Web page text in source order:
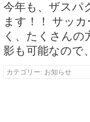
今年も、ザスパ
ます！！ サッ
く、たくさん
影も可能なの
カテゴリー: お知らせ